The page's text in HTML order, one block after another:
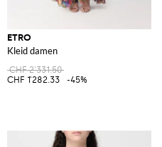
ETRO
Kleid damen
CHF 2'331.50
CHF 1'282.33
-45%